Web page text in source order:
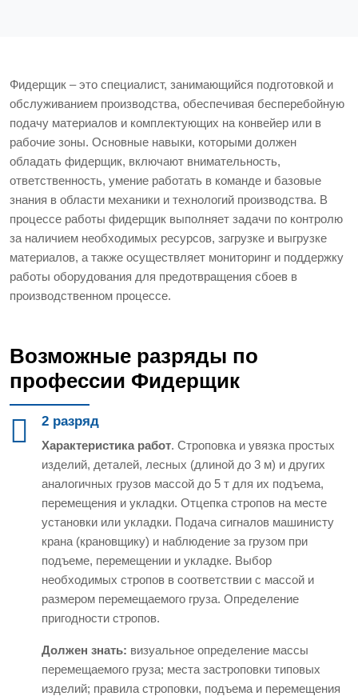
Фидерщик – это специалист, занимающийся подготовкой и
обслуживанием производства, обеспечивая бесперебойную
подачу материалов и комплектующих на конвейер или в
рабочие зоны. Основные навыки, которыми должен
обладать фидерщик, включают внимательность,
ответственность, умение работать в команде и базовые
знания в области механики и технологий производства. В
процессе работы фидерщик выполняет задачи по контролю
за наличием необходимых ресурсов, загрузке и выгрузке
материалов, а также осуществляет мониторинг и поддержку
работы оборудования для предотвращения сбоев в
производственном процессе.
Возможные разряды по
профессии Фидерщик
2 разряд
Характеристика работ. Строповка и увязка простых
изделий, деталей, лесных (длиной до 3 м) и других
аналогичных грузов массой до 5 т для их подъема,
перемещения и укладки. Отцепка стропов на месте
установки или укладки. Подача сигналов машинисту
крана (крановщику) и наблюдение за грузом при
подъеме, перемещении и укладке. Выбор
необходимых стропов в соответствии с массой и
размером перемещаемого груза. Определение
пригодности стропов.
Должен знать: визуальное определение массы
перемещаемого груза; места застроповки типовых
изделий; правила строповки, подъема и перемещения